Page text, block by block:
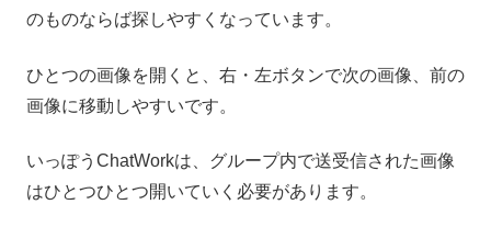
のものならば探しやすくなっています。
ひとつの画像を開くと、右・左ボタンで次の画像、前の
画像に移動しやすいです。
いっぽうChatWorkは、グループ内で送受信された画像
はひとつひとつ開いていく必要があります。